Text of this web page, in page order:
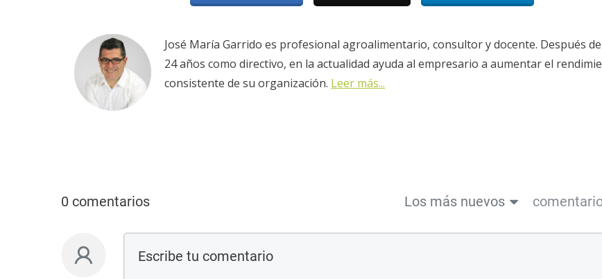
José María Garrido es profesional agroalimentario, consultor y docente. Después
24 años como directivo, en la actualidad ayuda al empresario a aumentar el
consistente de su organización. Leer más...
0 comentarios Los más nuevos